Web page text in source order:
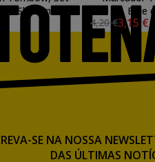
Shonen
Blue
4,20 €3,15 €
SE NA NOSSA
DAS ÚLTIMAS